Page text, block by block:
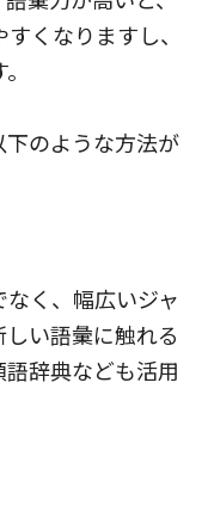
くなりますし、
のような方法が
く、幅広いジャ
い語彙に触れる
辞典なども活用